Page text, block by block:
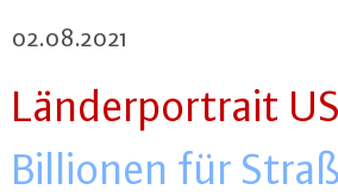
02.08.2021
Län­der­por­trait
Billionen für